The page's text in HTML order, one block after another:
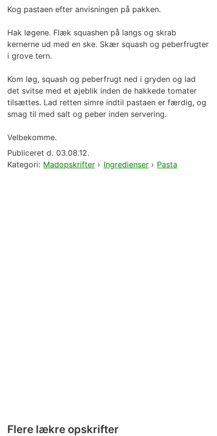
Kog pastaen efter anvisningen på pakken.
Hak løgene. Flæk squashen på langs og skrab
kernerne ud med en ske. Skær squash og peberfrugter
i grove tern.
Kom løg, squash og peberfrugt ned i gryden og lad
det svitse med et øjeblik inden de hakkede tomater
tilsættes. Lad retten simre indtil pastaen er færdig, og
smag til med salt og peber inden servering.
Velbekomme.
Publiceret d. 03.08.12.
Kategori: Madopskrifter › Ingredienser› Pasta
Flere lækre opskrifter